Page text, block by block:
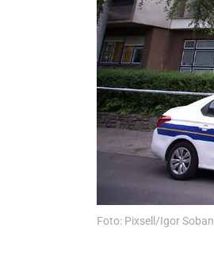
Foto: Pixsell/Igor Soban